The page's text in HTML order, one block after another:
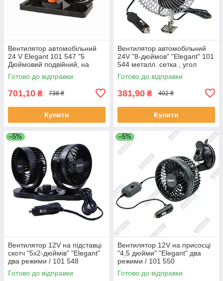
Вентилятор автомобільний
24 V Elegant 101 547 "5
Дюймовий подвійний, на
скотчі
Готово до відправки
701,10 ₴ 738 ₴
Купити
Вентилятор автомобільний
24V "8-дюймов" "Elegant" 101
544 металл. сетка , угол
поворота 120*
Готово до відправки
381,90 ₴ 402 ₴
Купити
–5%
Вентилятор 12V на підставці
скотч "5x2-дюймів" "Elegant"
два режими / 101 548
Готово до відправки
–5%
Вентилятор 12V на присосці
"4,5 дюйми" "Elegant" два
режими / 101 550
Готово до відправки